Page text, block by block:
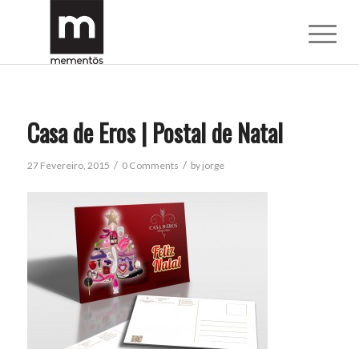
Casa de Eros | Postal de Natal
27 Fevereiro, 2015 / 0 Comments / by jorge